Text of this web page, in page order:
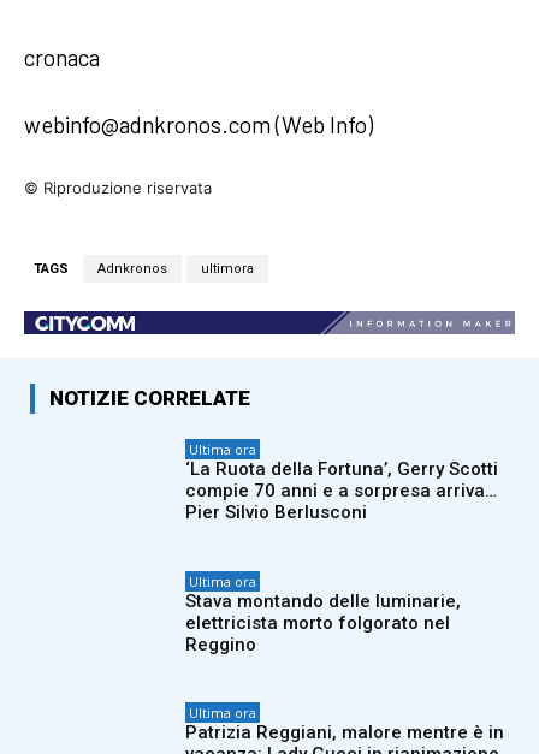
cronaca
webinfo@adnkronos.com (Web Info)
© Riproduzione riservata
TAGS Adnkronos ultimora
NOTIZIE CORRELATE
Ultima ora
‘La Ruota della Fortuna’, Gerry Scotti
compie 70 anni e a sorpresa arriva…
Pier Silvio Berlusconi
Ultima ora
Stava montando delle luminarie,
elettricista morto folgorato nel
Reggino
Ultima ora
Patrizia Reggiani, malore mentre è in